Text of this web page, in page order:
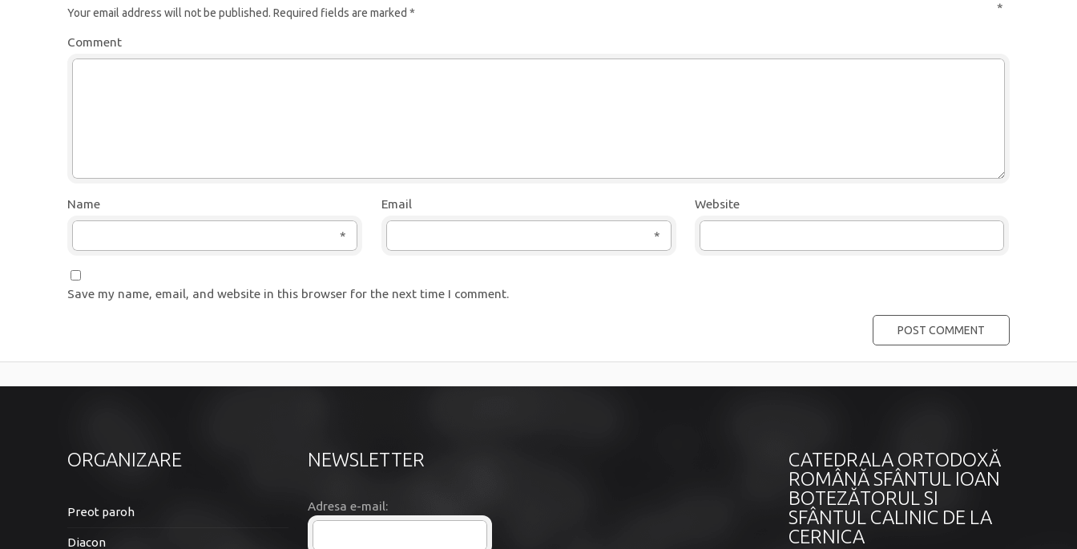
Your email address will not be published. Required fields are marked *
Comment
*
Name
*
Email
*
Website
Save my name, email, and website in this browser for the next time I comment.
ORGANIZARE
Preot paroh
Diacon
NEWSLETTER
Adresa e-mail:
CATEDRALA ORTODOXĂ
ROMÂNĂ SFÂNTUL IOAN
BOTEZĂTORUL SI
SFÂNTUL CALINIC DE LA
CERNICA